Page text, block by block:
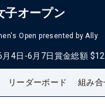
子オープン
Open presented by Ally
4日-6月7日賞金総額
リーダーボード 組み合